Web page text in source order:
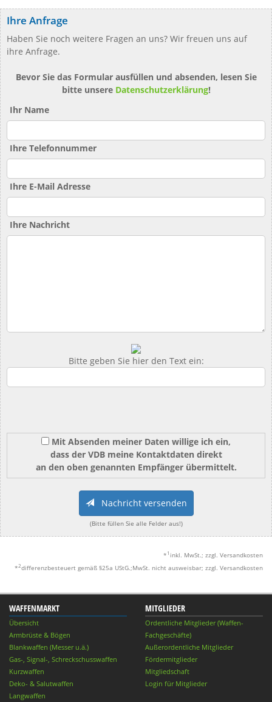
Ihre Anfrage
Haben Sie noch weitere Fragen an uns? Wir freuen uns auf
ihre Anfrage.
Bevor Sie das Formular ausfüllen und absenden, lesen Sie
bitte unsere Datenschutzerklärung!
Ihr Name
Ihre Telefonnummer
Ihre E-Mail Adresse
Ihre Nachricht
Bitte geben Sie hier den Text ein:
Mit Absenden meiner Daten willige ich ein,
dass der VDB meine Kontaktdaten direkt
an den oben genannten Empfänger übermittelt.
Nachricht versenden
(Bitte füllen Sie alle Felder aus!)
* 1 inkl. MwSt.; zzgl. Versandkosten
*2differenzbesteuert gemäß §25a UStG.;MwSt. nicht ausweisbar; zzgl. Versandkosten
WAFFENMARKT
Übersicht
Armbrüste & Bögen
Blankwaffen (Messer u.ä.)
Gas-, Signal-, Schreckschusswaffen
Kurzwaffen
Deko- & Salutwaffen
Langwaffen
MITGLIEDER
Ordentliche Mitglieder (Waffen-
Fachgeschäfte)
Außerordentliche Mitglieder
Fördermitglieder
Mitgliedschaft
Login für Mitglieder